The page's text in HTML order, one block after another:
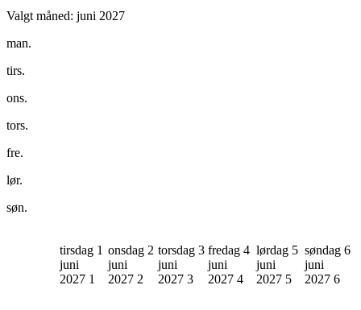
Valgt måned: juni 2027
man.
tirs.
ons.
tors.
fre.
lør.
søn.
tirsdag 1
juni
2027 1
onsdag 2
juni
2027 2
torsdag 3
juni
2027 3
fredag 4
juni
2027 4
lørdag 5
juni
2027 5
søndag 6
juni
2027 6